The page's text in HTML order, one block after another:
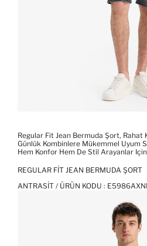
Regular Fit Jean Bermuda Şort, Rahat
Günlük Kombinlere Mükemmel Uyum
Hem Konfor Hem De Stil Arayanlar
REGULAR FIT JEAN BERMUDA ŞORT
ANTRASIT / ÜRÜN KODU :